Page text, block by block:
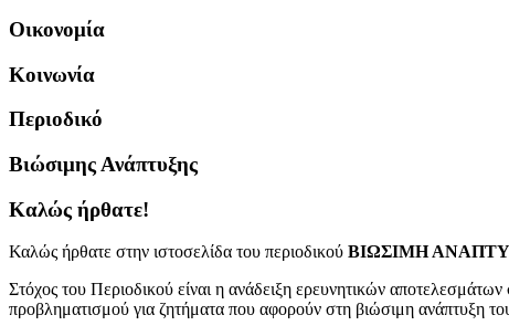
Οικονομία
Κοινωνία
Περιοδικό
Βιώσιμης Ανάπτυξης
Καλώς ήρθατε!
Καλώς ήρθατε στην ιστοσελίδα του περιοδικού ΒΙΩΣΙΜΗ
Στόχος του Περιοδικού είναι η ανάδειξη ερευνητικών
προβληματισμού για ζητήματα που αφορούν στη βιώσιμη ανάπτυξη